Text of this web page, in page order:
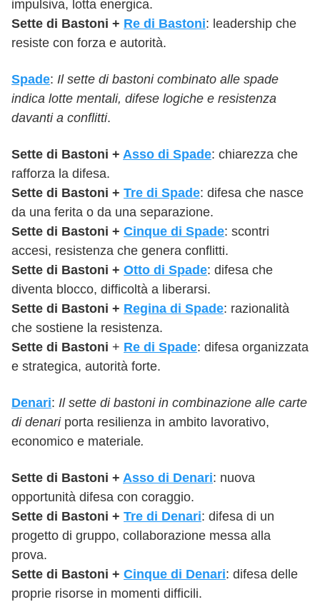
impulsiva, lotta energica.
Sette di Bastoni + Re di Bastoni: leadership che
resiste con forza e autorità.
Spade: Il sette di bastoni combinato alle spade
indica lotte mentali, difese logiche e resistenza
davanti a conflitti.
Sette di Bastoni + Asso di Spade: chiarezza che
rafforza la difesa.
Sette di Bastoni + Tre di Spade: difesa che nasce
da una ferita o da una separazione.
Sette di Bastoni + Cinque di Spade: scontri
accesi, resistenza che genera conflitti.
Sette di Bastoni + Otto di Spade: difesa che
diventa blocco, difficoltà a liberarsi.
Sette di Bastoni + Regina di Spade: razionalità
che sostiene la resistenza.
Sette di Bastoni + Re di Spade: difesa organizzata
e strategica, autorità forte.
Denari: Il sette di bastoni in combinazione alle carte
di denari porta resilienza in ambito lavorativo,
economico e materiale.
Sette di Bastoni + Asso di Denari: nuova
opportunità difesa con coraggio.
Sette di Bastoni + Tre di Denari: difesa di un
progetto di gruppo, collaborazione messa alla
prova.
Sette di Bastoni + Cinque di Denari: difesa delle
proprie risorse in momenti difficili.